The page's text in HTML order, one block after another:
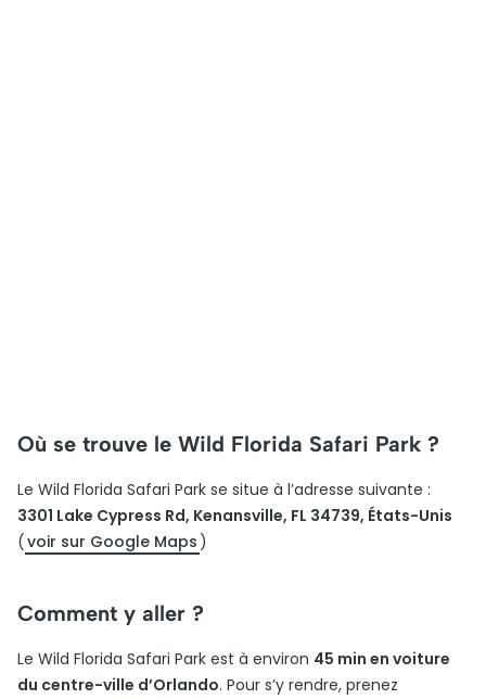
Où se trouve le Wild Florida Safari Park ?
Le Wild Florida Safari Park se situe à l’adresse suivante :
3301 Lake Cypress Rd, Kenansville, FL 34739, États-Unis
(voir sur Google Maps )
Comment y aller ?
Le Wild Florida Safari Park est à environ 45 min en voiture
du centre-ville d’Orlando. Pour s’y rendre, prenez